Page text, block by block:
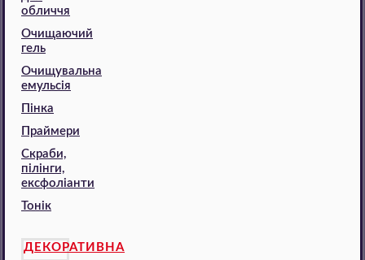
обличчя
Очищаючий
гель
Очищувальна
емульсія
Пінка
Праймери
Скраби,
пілінги,
ексфоліанти
Тонік
ДЕКОРАТИВНА